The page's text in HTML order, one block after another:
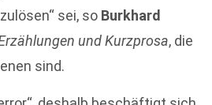
sei, so Burkhard
und Kurzprosa, die
sind.